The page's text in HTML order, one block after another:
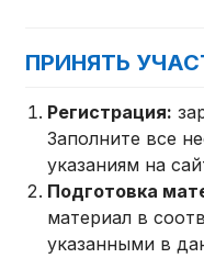
ПРИНЯТЬ
Регистрация:
Заполните все
указаниям на
Подготовка
материал в
указанными в